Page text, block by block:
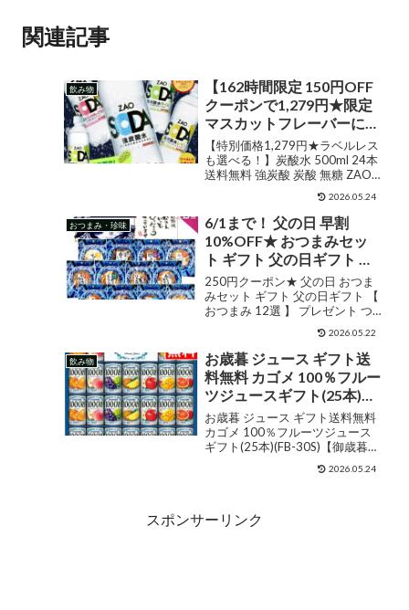
関連記事
飲み物
【162時間限定 150円OFF
クーポンで1,279円★限定
マスカットフレーバーにも
使える】炭酸水 500ml 24
本 送料無料 強炭酸 炭酸 無
糖 ZAO SODA プレーン レ
モン ピンクグレープフル
ーツ ライム ラベルレス 割
り材 箱買い まとめ買い ラ
イフドリンクカンパニー
LIFEDRINK
【特別価格1,279円★ラベルレス
も選べる！】炭酸水 500ml 24本
送料無料 強炭酸 炭酸 無糖 ZAO
SODA プレーン レモン ピンクグ
レープフルーツ ライム ラベルレ
ス 割り材 箱買い まとめ買い ライ
フドリンクカンパニー L...
2026.05.24
おつまみ・珍味
6/1まで！ 父の日 早割
10%OFF★ おつまみセッ
ト ギフト 父の日ギフト 【
おつまみ 12選 】 プレゼン
ト つまみ 実用的 父親 誕生
日 食べ物 誕生日プレゼン
ト 父の日プレゼント 男性
父 内祝い おつまみギフト
珍味 海鮮 セット グルメ お
中元 お父さん お酒 ビール
食品 酒
250円クーポン★ 父の日 おつま
みセット ギフト 父の日ギフト 【
おつまみ 12選 】 プレゼント つ
まみ 実用的 父親 誕生日 食べ物
誕生日プレゼント 父の日プレゼ
ント 男性 父 内祝い おつまみギフ
ト 高級 珍味 海鮮 セット グ...
2026.05.22
飲み物
お歳暮 ジュース ギフト送
料無料 カゴメ 100％フルー
ツジュースギフト(25本)
(FB-30S)【御歳暮 歳暮 お
歳暮ギフト 内祝い お返し
食べ物 詰め合わせ 飲み物
ドリンク フルーツ フルー
祝い】[card]
お歳暮 ジュース ギフト送料無料
カゴメ 100％フルーツジュース
ギフト(25本)(FB-30S)【御歳暮
食べ物 詰め合わせ 飲み物 ドリン
2026.05.24
スポンサーリンク